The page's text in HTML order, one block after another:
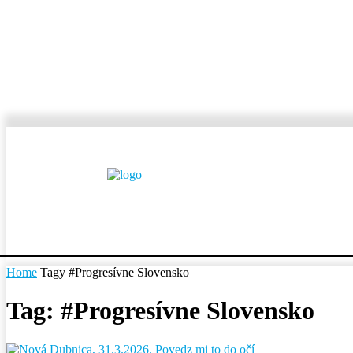
Home Tagy #Progresívne Slovensko
Tag: #Progresívne Slovensko